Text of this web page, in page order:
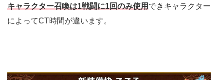
キャラクター召喚は1戦闘に1回のみ使用できキャラクター
によってCT時間が違います。